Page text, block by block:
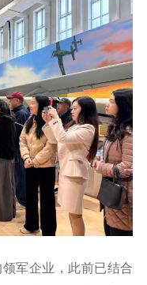
军企业，此前已结合